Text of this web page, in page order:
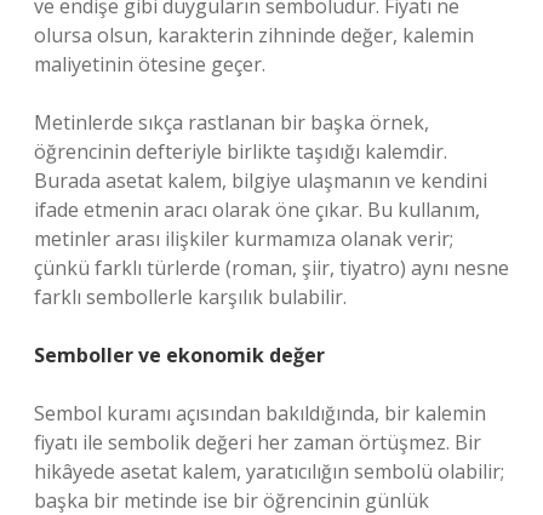
ve endişe gibi duyguların sembolüdür. Fiyatı ne
olursa olsun, karakterin zihninde değer, kalemin
maliyetinin ötesine geçer.
Metinlerde sıkça rastlanan bir başka örnek,
öğrencinin defteriyle birlikte taşıdığı kalemdir.
Burada asetat kalem, bilgiye ulaşmanın ve kendini
ifade etmenin aracı olarak öne çıkar. Bu kullanım,
metinler arası ilişkiler kurmamıza olanak verir;
çünkü farklı türlerde (roman, şiir, tiyatro) aynı nesne
farklı sembollerle karşılık bulabilir.
Semboller ve ekonomik değer
Sembol kuramı açısından bakıldığında, bir kalemin
fiyatı ile sembolik değeri her zaman örtüşmez. Bir
hikâyede asetat kalem, yaratıcılığın sembolü olabilir;
başka bir metinde ise bir öğrencinin günlük